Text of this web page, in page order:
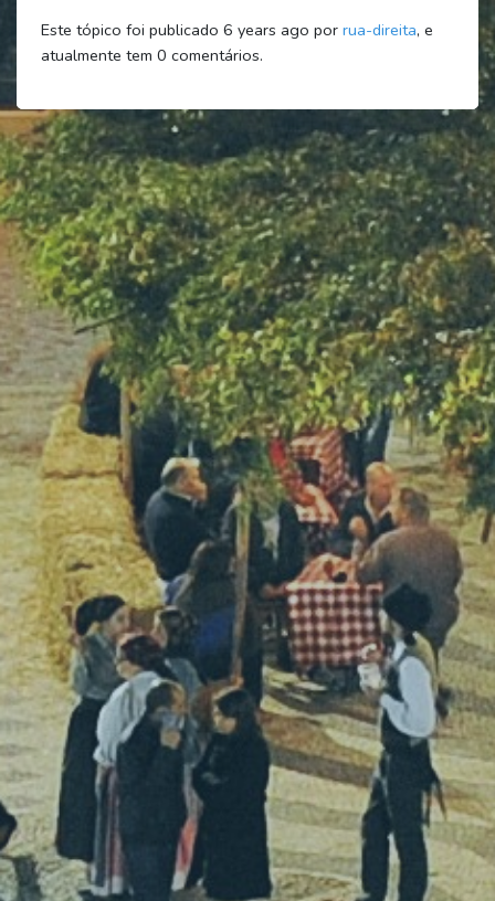
Este tópico foi publicado 6 years ago por rua-direita, e
atualmente tem 0 comentários.